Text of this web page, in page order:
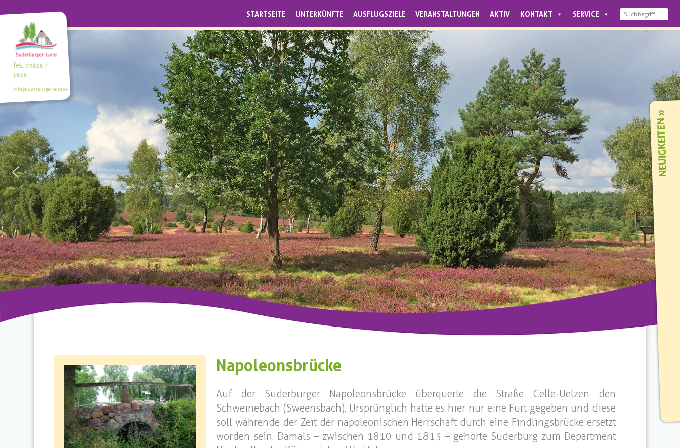
STARTSEITE UNTERKÜNFTE AUSFLUGSZIELE VERANSTALTUNGEN AKTIV KONTAKT SERVICE
Tel.05826 /
1616
info@suderburgerland.de
Napoleonsbrücke
Auf der Suderburger Napoleonsbrücke überquerte die Straße Celle-Uelzen den
Schweinebach (Sweensbach). Ursprünglich hatte es hier nur eine Furt gegeben und diese
soll währende der Zeit der napoleonischen Herrschaft durch eine Findlingsbrücke ersetzt
worden sein. Damals – zwischen 1810 und 1813 – gehörte Suderburg zum Department
NEUIGKEITEN